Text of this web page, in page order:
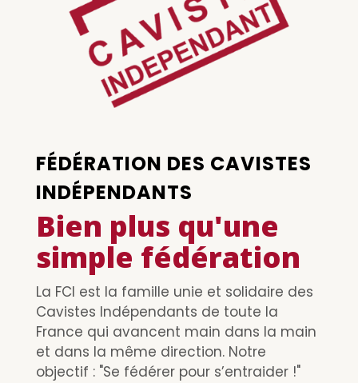
FÉDÉRATION DES CAVISTES
INDÉPENDANTS
Bien plus qu'une
simple fédération
La FCI est la famille unie et solidaire des
Cavistes Indépendants de toute la
France qui avancent main dans la main
et dans la même direction. Notre
objectif : "Se fédérer pour s’entraider !"